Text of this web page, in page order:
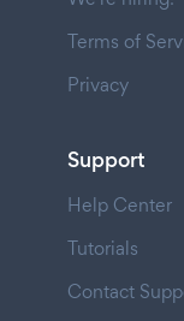
Terms of
Privacy
Support
Help Center
Tutorials
Contact